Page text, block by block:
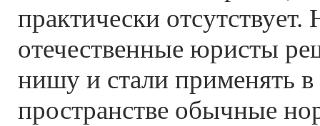
практически
отечественные юристы
нишу и стали применять
пространстве обычные